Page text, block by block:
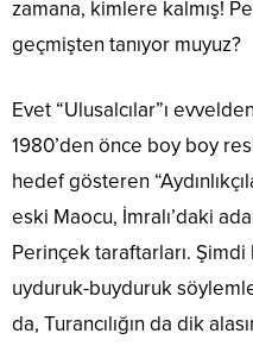
zamana, kimlere kalmış!
geçmişten tanıyor muyuz?
Evet “Ulusalcılar”ı
1980’den önce boy boy
hedef gösteren
eski Maocu, İmralı’daki
Perinçek taraftarları.
uyduruk-buyduruk
da, Turancılığın da dik